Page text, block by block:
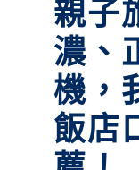
親子
濃、
機，
飯店